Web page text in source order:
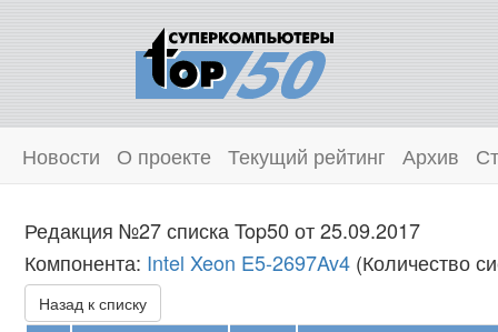
Новости О проекте Текущий рейтинг Архив
Редакция №27 списка Top50 от 25.09.2017
Компонента: Intel Xeon E5-2697Av4 (Количество
Назад к списку